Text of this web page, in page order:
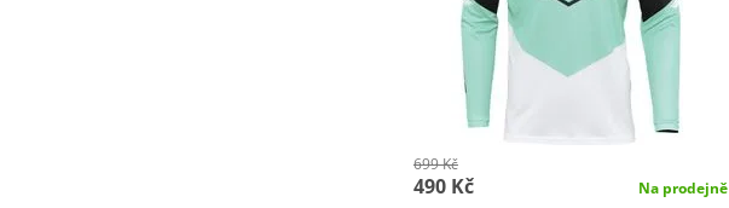
699 Kč
490 Kč Na prodejně